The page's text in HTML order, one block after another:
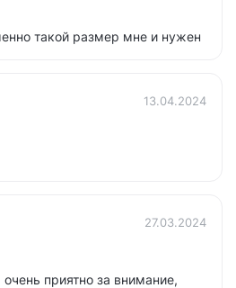
такой размер мне и нужен
13.04.2024
27.03.2024
приятно за внимание,